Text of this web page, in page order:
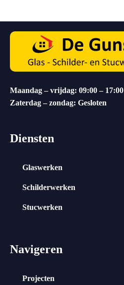
Maandag – vrijdag: 09:00 – 17:00
Zaterdag – zondag: Gesloten
Diensten
Glaswerken
Schilderwerken
Stucwerken
Navigeren
Projecten